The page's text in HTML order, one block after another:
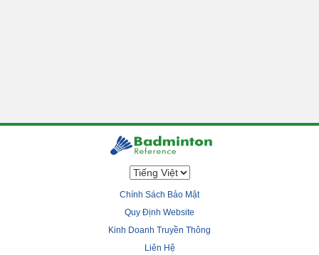
Chính Sách Bảo Mật
Quy Định Website
Kinh Doanh Truyền Thông
Liên Hệ